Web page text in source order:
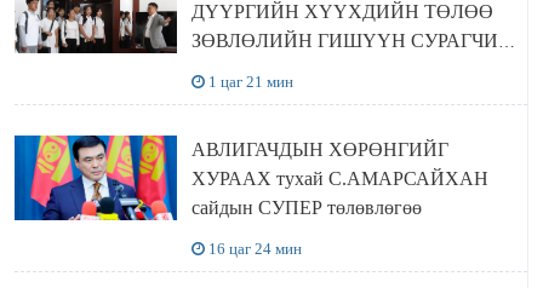
ДҮҮРГИЙН ХҮҮХДИЙН ТӨЛӨӨ
ЗӨВЛӨЛИЙН ГИШҮҮН СУРАГЧИД
1 цаг 21 мин
АВЛИГАЧДЫН ХӨРӨНГИЙГ
ХУРААХ тухай С.АМАРСАЙХАН
сайдын СУПЕР төлөвлөгөө
16 цаг 24 мин